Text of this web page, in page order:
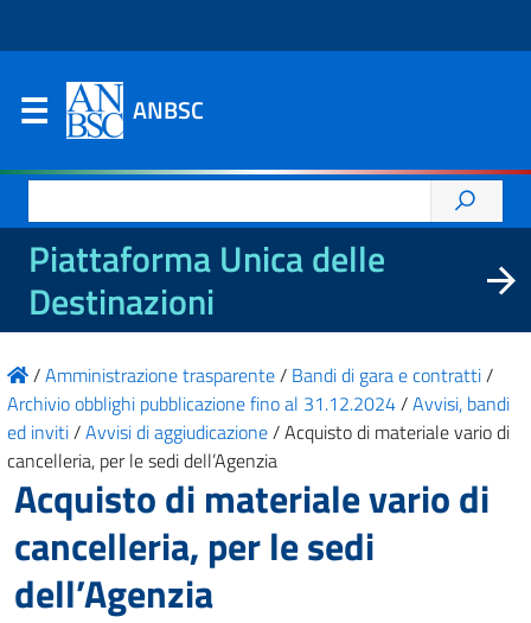
ANBSC
per:
Piattaforma Unica delle
Destinazioni
/Amministrazione trasparente/ Bandi di gara e contratti/
Archivio obblighi pubblicazione fino al 31.12.2024/Avvisi, bandi
ed inviti/Avvisi di aggiudicazione/Acquisto di materiale vario di
cancelleria, per le sedi dell’Agenzia
Acquisto di materiale vario di
cancelleria, per le sedi
dell’Agenzia